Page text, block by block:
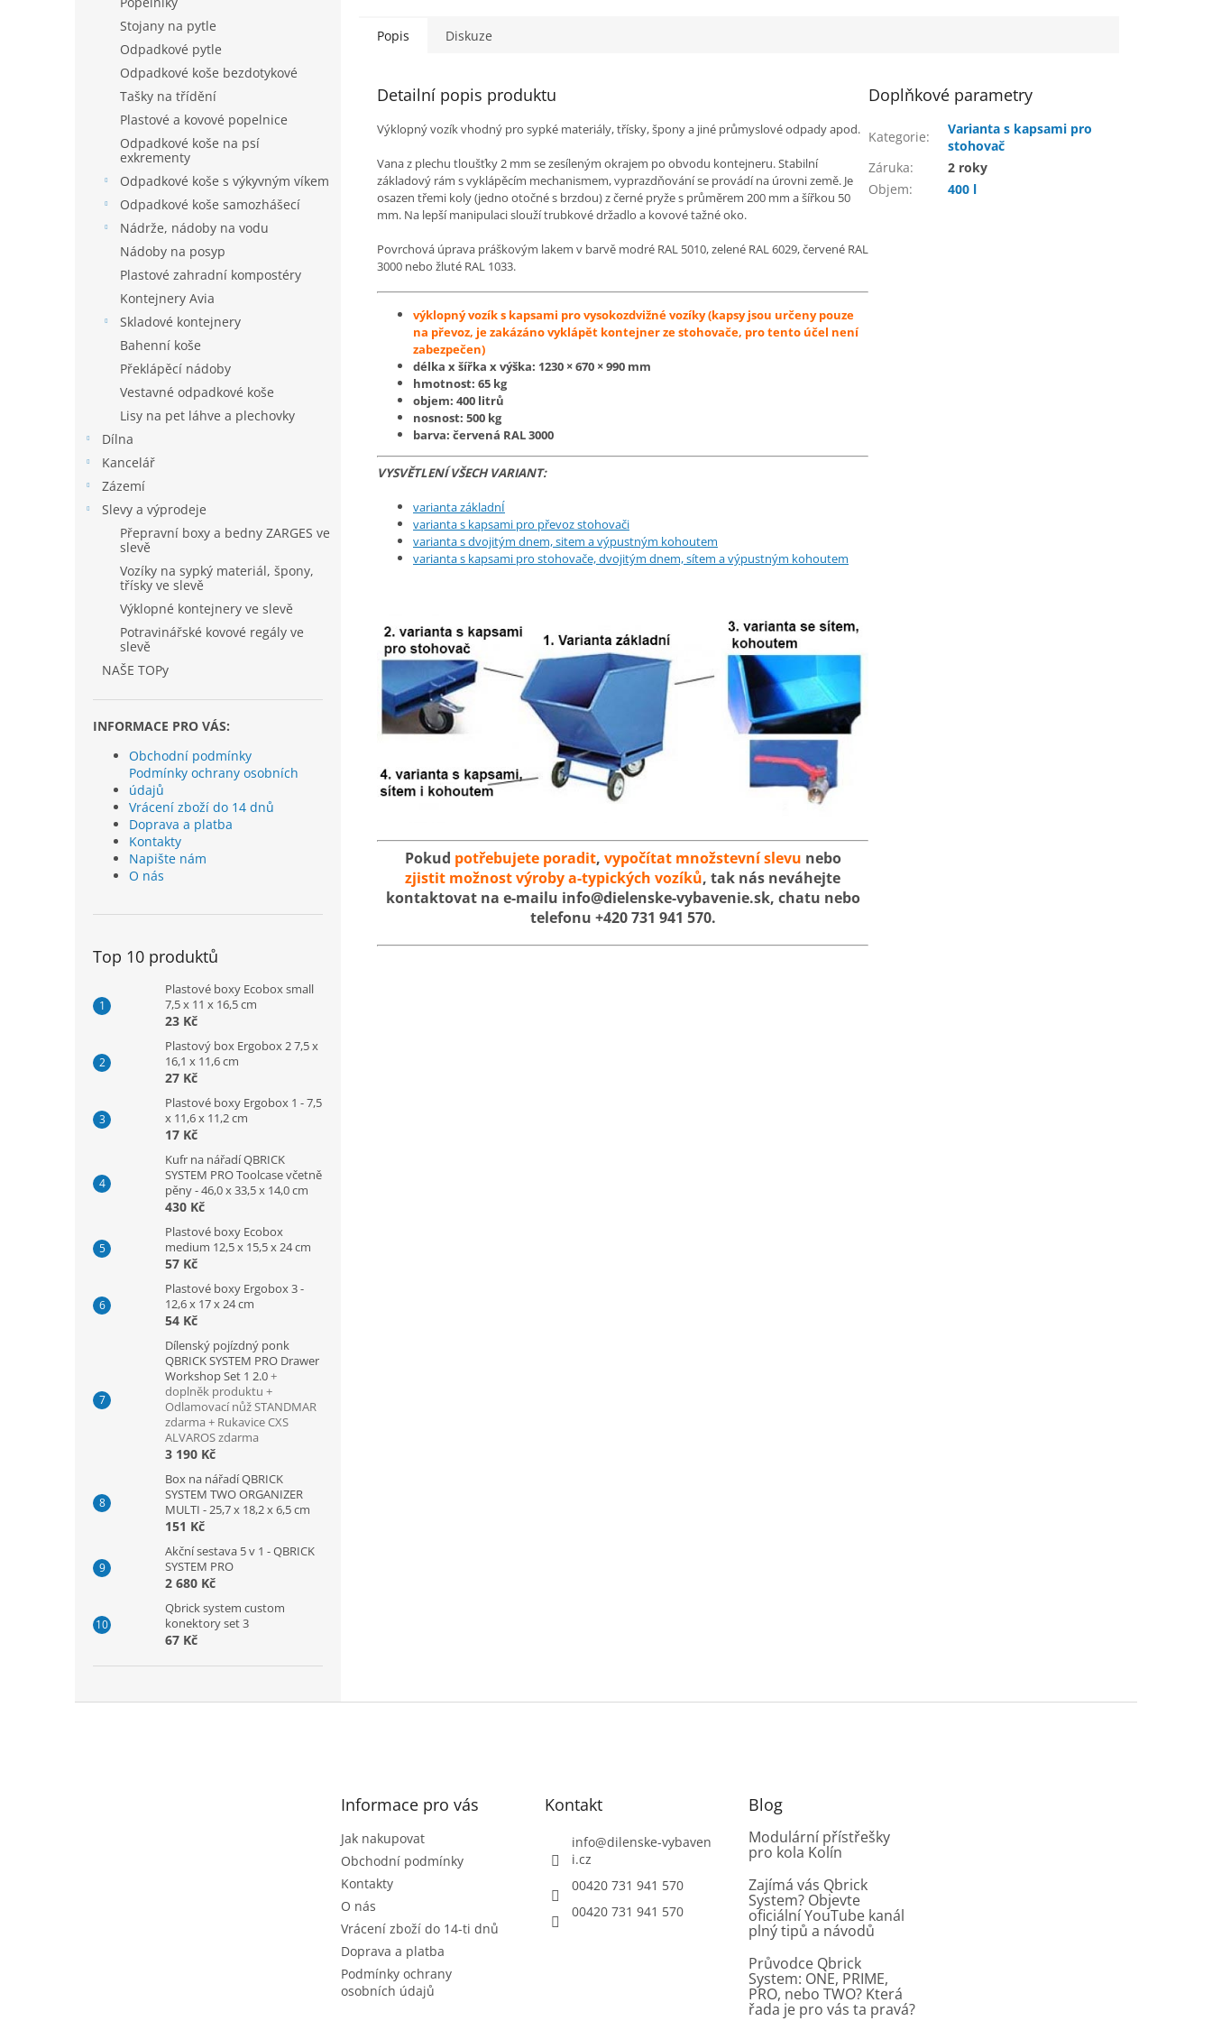
Stojany na pytle
Odpadkové pytle
Odpadkové koše bezdotykové
Tašky na třídění
Plastové a kovové popelnice
Odpadkové koše na psí
exkrementy
Odpadkové koše s výkyvným víkem
Odpadkové koše samozhášecí
Nádrže, nádoby na vodu
Nádoby na posyp
Plastové zahradní kompostéry
Kontejnery Avia
Skladové kontejnery
Bahenní koše
Překlápěcí nádoby
Vestavné odpadkové koše
Lisy na pet láhve a plechovky
Dílna
Kancelář
Zázemí
Slevy a výprodeje
Přepravní boxy a bedny ZARGES ve
slevě
Vozíky na sypký materiál, špony,
třísky ve slevě
Výklopné kontejnery ve slevě
Potravinářské kovové regály ve
slevě
NAŠE TOPy
INFORMACE PRO VÁS:
Obchodní podmínky
Podmínky ochrany osobních
údajů
Vrácení zboží do 14 dnů
Doprava a platba
Kontakty
Napište nám
O nás
Top 10 produktů
Plastové boxy Ecobox small
7,5 x 11 x 16,5 cm
23 Kč
Plastový box Ergobox 2 7,5 x
16,1 x 11,6 cm
27 Kč
Plastové boxy Ergobox 1 - 7,5
x 11,6 x 11,2 cm
17 Kč
Kufr na nářadí QBRICK
SYSTEM PRO Toolcase včetně
pěny - 46,0 x 33,5 x 14,0 cm
430 Kč
Plastové boxy Ecobox
medium 12,5 x 15,5 x 24 cm
57 Kč
Plastové boxy Ergobox 3 -
12,6 x 17 x 24 cm
54 Kč
Dílenský pojízdný ponk
QBRICK SYSTEM PRO Drawer
Workshop Set 1 2.0+
doplněk produktu +
Odlamovací nůž STANDMAR
zdarma + Rukavice CXS
ALVAROS zdarma
3 190 Kč
Box na nářadí QBRICK
SYSTEM TWO ORGANIZER
MULTI - 25,7 x 18,2 x 6,5 cm
151 Kč
Akční sestava 5 v 1 - QBRICK
SYSTEM PRO
2 680 Kč
Qbrick system custom
konektory set 3
67 Kč
A
Popis Diskuze
Detailní popis produktu
Výklopný vozík vhodný pro sypké materiály, třísky, špony a jiné průmyslové odpady apod.
Vana z plechu tloušťky 2 mm se zesíleným okrajem po obvodu kontejneru. Stabilní
základový rám s vyklápěcím mechanismem, vyprazdňování se provádí na úrovni země. Je
osazen třemi koly (jedno otočné s brzdou) z černé pryže s průměrem 200 mm a šířkou 50
mm. Na lepší manipulaci slouží trubkové držadlo a kovové tažné oko.
Povrchová úprava práškovým lakem v barvě modré RAL 5010, zelené RAL 6029, červené RAL
3000 nebo žluté RAL 1033.
výklopný vozík s kapsami pro vysokozdvižné vozíky (kapsy jsou určeny pouze
na převoz, je zakázáno vyklápět kontejner ze stohovače, pro tento účel není
zabezpečen)
délka x šířka x výška: 1230 × 670 × 990 mm
hmotnost: 65 kg
objem: 400 litrů
nosnost: 500 kg
barva: červená RAL 3000
VYSVĚTLENÍ VŠECH VARIANT:
varianta základnÍ
varianta s kapsami pro převoz stohovači
varianta s dvojitým dnem, sitem a výpustným kohoutem
varianta s kapsami pro stohovače, dvojitým dnem, sítem a výpustným kohoutem
Pokud potřebujete poradit, vypočítat množstevní slevu nebo
zjistit možnost výroby a-typických vozíků, tak nás neváhejte
kontaktovat na e-mailu info@dielenske-vybavenie.sk, chatu nebo
telefonu +420 731 941 570.
Doplňkové parametry
Kategorie:
Varianta s kapsami pro
stohovač
Záruka:
2 roky
Objem: 400 l
Informace pro vás
Jak nakupovat
Obchodní podmínky
Kontakty
O nás
Vrácení zboží do 14-ti dnů
Doprava a platba
Podmínky ochrany
osobních údajů
Kontakt
info@dilenske-vybaven
i.cz
00420 731 941 570
00420 731 941 570
Blog
Modulární přístřešky
pro kola Kolín
Zajímá vás Qbrick
System? Objevte
oficiální YouTube kanál
plný tipů a návodů
Průvodce Qbrick
System: ONE, PRIME,
PRO, nebo TWO? Která
řada je pro vás ta pravá?